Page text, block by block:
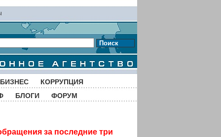
Поиск
КОРРУПЦИЯ
БЛОГИ ФОРУМ
за последние три